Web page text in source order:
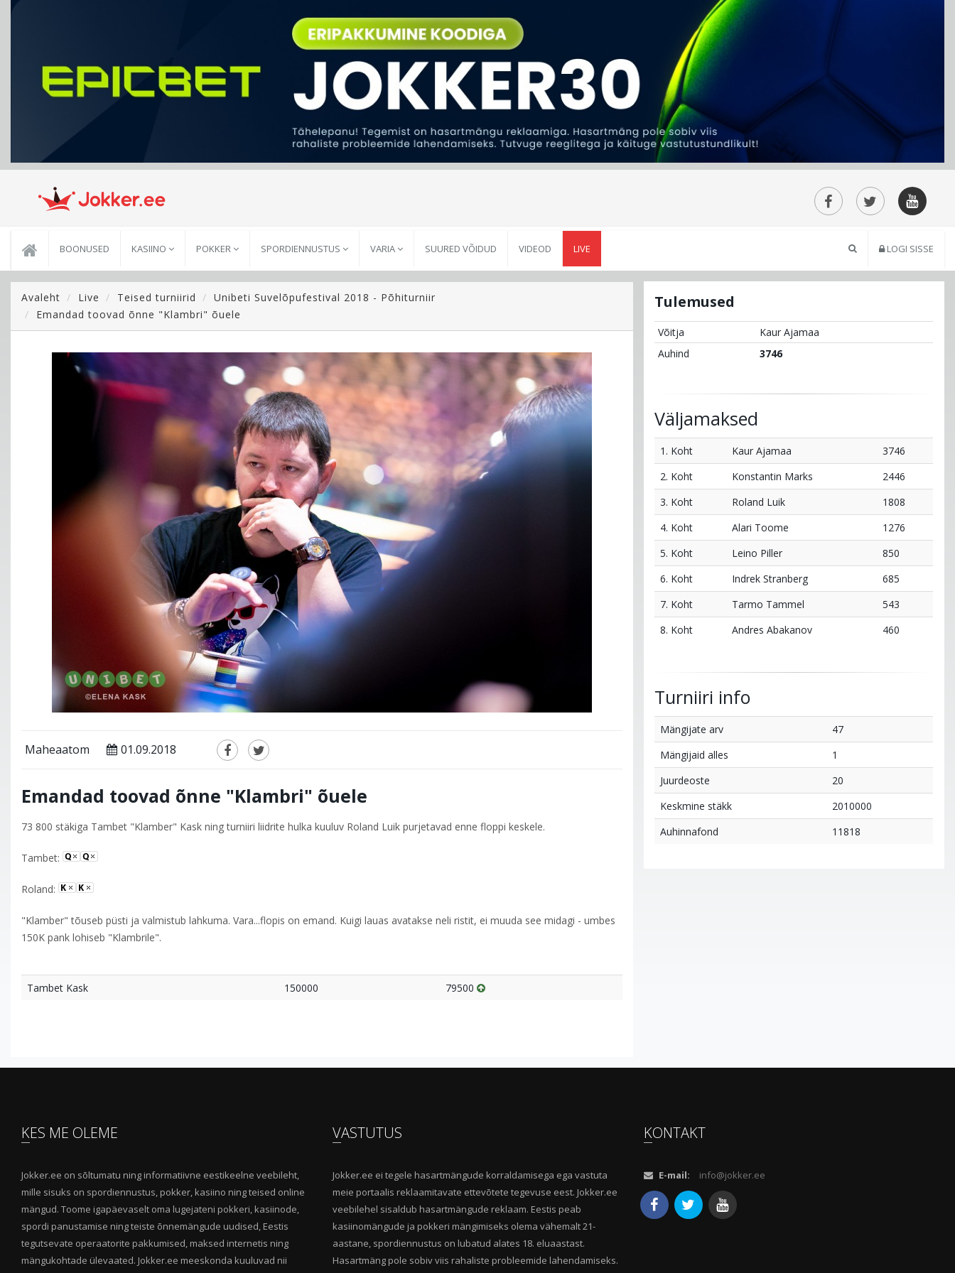
BOONUSED KASIINO POKKER SPORDIENNUSTUS VARIA SUURED VÕIDUD VIDEOD LIVE LOGI SISSE
Avaleht Live Teised turniirid
Unibeti Suvelõpufestival 2018 - Põhiturniir
Emandad toovad õnne "Klambri" õuele
Maheaatom 01.09.2018
Emandad toovad õnne "Klambri" õuele
73 800 stäkiga Tambet "Klamber" Kask ning turniiri liidrite hulka kuuluv Roland Luik purjetavad enne floppi keskele.
Tambet:
Roland:
"Klamber" tõuseb püsti ja valmistub lahkuma. Vara...flopis on emand. Kuigi lauas avatakse neli ristit, ei muuda see midagi - umbes
150K pank lohiseb "Klambrile".
Tambet Kask 150000 79500
Tulemused
Võitja
Kaur Ajamaa
Auhind
3746
Väljamaksed
1. Koht Kaur Ajamaa
3746
2. Koht
Konstantin Marks
2446
3. Koht
Roland Luik
1808
4. Koht
Alari Toome
1276
5. Koht
Leino Piller
850
6. Koht
Indrek Stranberg
685
7. Koht
Tarmo Tammel
543
8. Koht
Andres Abakanov 460
Turniiri info
Mängijate arv
47
Mängijaid alles
1
Juurdeoste
20
Keskmine stäkk
2010000
Auhinnafond
11818
KES ME OLEME
Jokker.ee on sõltumatu ning informatiivne eestikeelne veebileht,
mille sisuks on spordiennustus, pokker, kasiino ning teised online
mängud. Toome igapäevaselt oma lugejateni pokkeri, kasiinode,
spordi panustamise ning teiste õnnemängude uudised, Eestis
tegutsevate operaatorite pakkumised, maksed internetis ning
mängukohtade ülevaated. Jokker.ee meeskonda kuuluvad nii
VASTUTUS
Jokker.ee ei tegele hasartmängude korraldamisega ega vastuta
meie portaalis reklaamitavate ettevõtete tegevuse eest. Jokker.ee
veebilehel sisaldub hasartmängude reklaam. Eestis peab
kasiinomängude ja pokkeri mängimiseks olema vähemalt 21-
aastane, spordiennustus on lubatud alates 18. eluaastast.
Hasartmäng pole sobiv viis rahaliste probleemide lahendamiseks.
KONTAKT
E-mail: info@jokker.ee